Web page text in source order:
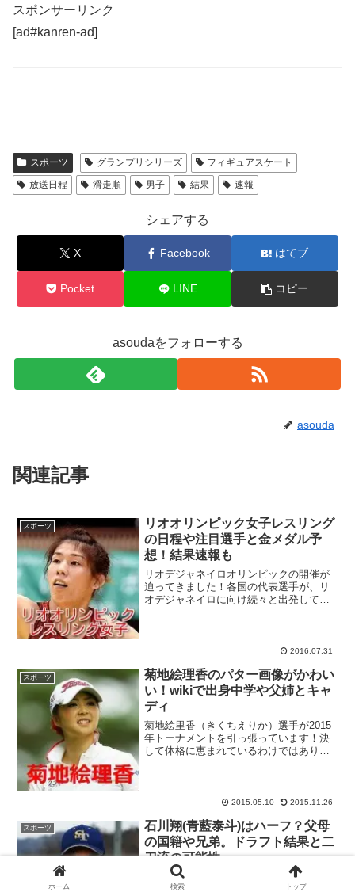
スポンサーリンク
[ad#kanren-ad]
スポーツ グランプリシリーズ
フィギュアスケート
放送日程
滑走順 男子 結果 速報
シェアする
X Facebook はてブ
Pocket LINE コピー
asoudaをフォローする
asouda
関連記事
スポーツ
リオオリンピック女子レスリング
の日程や注目選手と金メダル予
想！結果速報も
リオデジャネイロオリンピックの開催が
迫ってきました！各国の代表選手が、リ
オデジャネイロに向け続々と出発してい
2016.07.31
スポーツ
菊地絵理香のパター画像がかわい
い！wikiで出身中学や父姉とキャ
ディ
菊地絵里香（きくちえりか）選手が2015
年トーナメントを引っ張っています！決
して体格に恵まれているわけではありま
2015.05.10 2015.11.26
スポーツ
石川翔(青藍泰斗)はハーフ？父母
の国籍や兄弟。ドラフト結果と二
刀流の可能性
石川翔投手は、栃木県佐野市にある私
立・青藍泰斗高校（旧・葛生高校）の野
ホーム 検索 トップ